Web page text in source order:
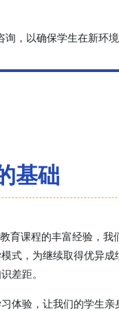
，以确保学生在新环
基础
育课程的丰富经验，
式，为继续取得优异
差距。
体验，让我们的学生